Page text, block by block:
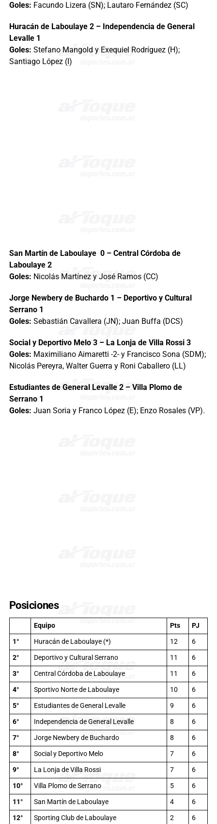
Goles: Facundo Lizera (SN); Lautaro Fernández (SC)
Huracán de Laboulaye 2 – Independencia de General
Levalle 1
Goles: Stefano Mangold y Exequiel Rodríguez (H);
Santiago López (I)
San Martín de Laboulaye 0 – Central Córdoba de
Laboulaye 2
Goles: Nicolás Martínez y José Ramos (CC)
Jorge Newbery de Buchardo 1 – Deportivo y Cultural
Serrano 1
Goles: Sebastián Cavallera (JN); Juan Buffa (DCS)
Social y Deportivo Melo 3 – La Lonja de Villa Rossi 3
Goles: Maximiliano Aimaretti -2- y Francisco Sona (SDM);
Nicolás Pereyra, Walter Guerra y Roni Caballero (LL)
Estudiantes de General Levalle 2 – Villa Plomo de
Serrano 1
Goles: Juan Soria y Franco López (E); Enzo Rosales (VP).
Posiciones
Equipo Pts
PJ
1°
Huracán de Laboulaye (*) 12
6
2°
Deportivo y Cultural Serrano 11
6
3°
Central Córdoba de Laboulaye 11
6
4°
Sportivo Norte de Laboulaye 10
6
5°
Estudiantes de General Levalle 9
6
6°
Independencia de General Levalle 8
6
7°
Jorge Newbery de Buchardo 8
6
8°
Social y Deportivo Melo 7
6
9°
La Lonja de Villa Rossi 7
6
10°
Villa Plomo de Serrano 5
6
11°
San Martín de Laboulaye 4
6
12°
Sporting Club de Laboulaye 2 6